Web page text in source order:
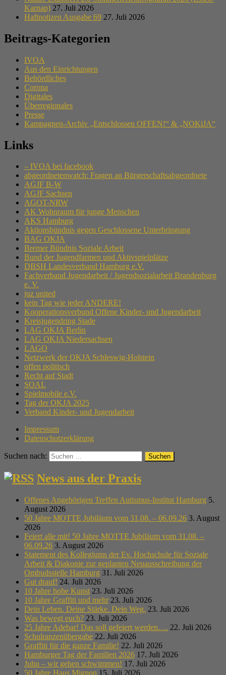
Karnap) 27. Juli 2026
Haftnotizen Ausgabe 69 27. Juli 2026
Beitrags-Kategorien
IVOA
Aus den Einrichtungen
Behördliches
Corona
Digitales
Überregionales
Presse
Kampagnen-Archiv „Entschlossen OFFEN!“ & „NOKiJA“
Links
– IVOA bei facebook
abgeordnetenwatch: Fragen an Bürgerschaftsabgeordnete
AGJF B-W
AGJF Sachsen
AGOT-NRW
AK Wohnraum für junge Menschen
AKS Hamburg
Aktionsbündnis gegen Geschlossene Unterbringung
BAG OKJA
Bremer Bündnis Soziale Arbeit
Bund der Jugendfarmen und Aktivspielplätze
DBSH Landesverband Hamburg e.V.
Fachverband Jugendarbeit / Jugendsozialarbeit Brandenburg
e. V.
juz united
kein Tag wie jeder ANDERE!
Kooperationsverbund Offene Kinder- und Jugendarbeit
Kreisjugendring Stade
LAG OKJA Berlin
LAG OKJA Niedersachsen
LAGO
Netzwerk der OKJA Schleswig-Holstein
offen politisch
Recht auf Stadt
SOAL
Spielmobile e.V.
Tag der OKJA 2025
Verband Kinder- und Jugendarbeit
Impressum
Datenschutzerklärung
Suchen nach:
News aus der Praxis
Offenes Angehörigen Treffen Autismus-Institut Hamburg 5.
August 2026
50 Jahre MOTTE Jubiläum vom 31.08. – 06.09.26 3. August
2026
Feiert alle mit! 50 Jahre MOTTE Jubiläum vom 31.08. –
06.09.26 3. August 2026
Statement des Kollegiums der Ev. Hochschule für Soziale
Arbeit & Diakonie zur geplanten Neuausschreibung der
Ombudsstelle Hamburg 31. Juli 2026
Gut drauf! 24. Juli 2026
10 Jahre hohe Kunst 23. Juli 2026
10 Jahre Graffiti und mehr 23. Juli 2026
Dein Leben. Deine Stärke. Dein Weg. 23. Juli 2026
Was bewegt euch? 23. Juli 2026
25 Jahre Adebar! Das soll gefeiert werden…. 22. Juli 2026
Schulranzenübergabe 22. Juli 2026
Graffiti für die ganze Familie! 22. Juli 2026
Hamburger Tag der Familien 2026 17. Juli 2026
Juhu – wir gehen schwimmen! 17. Juli 2026
50 Jahre Haus Mignon 15. Juli 2026